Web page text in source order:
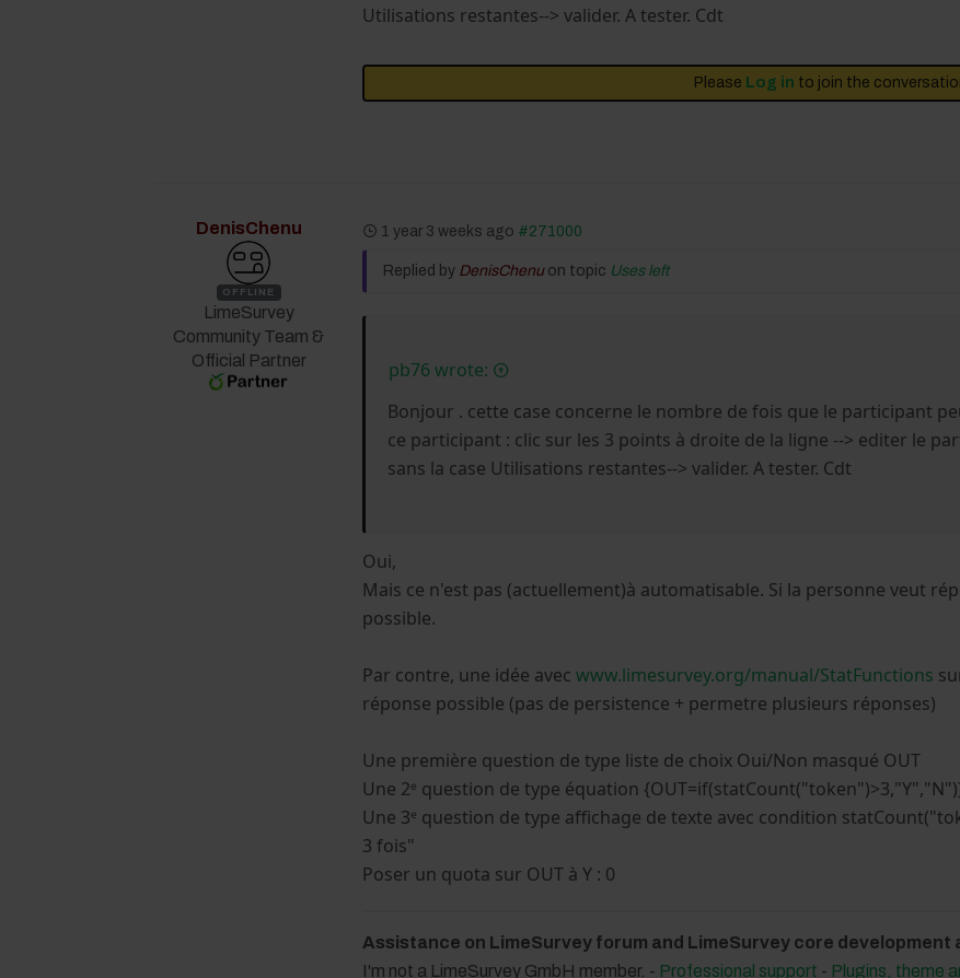
Utilisations restantes--> valider. A tester. Cdt
Please Log in to join the
DenisChenu
OFFLINE
LimeSurvey
Community Team &
Official Partner
1 year 3 weeks ago #271000
Replied by DenisChenuon topic Uses left
pb76 wrote:
Bonjour . cette case concerne le nombre de fois que le participant
ce participant : clic sur les 3 points à droite de la ligne --> editer le
sans la case Utilisations restantes--> valider. A tester. Cdt
Oui,
Mais ce n'est pas (actuellement)à automatisable. Si la personne veut
possible.
Par contre, une idée avecwww.limesurvey.org/manual/StatFunctions
réponse possible (pas de persistence + permetre plusieurs réponses)
Une première question de type liste de choix Oui/Non masqué OUT
Une 2ᵉ question de type équation
Une 3ᵉ question de type affichage de texte avec condition
3 fois"
Poser un quota sur OUT à Y : 0
Assistance on LimeSurvey forum and LimeSurvey core development
I'm not a LimeSurvey GmbH member. - Professional support - Plugins, theme